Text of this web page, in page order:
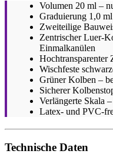
Volumen 20 ml –
Graduierung 1,0
Zweiteilige
Zentrischer Luer-
Einmalkanülen
Hochtransparenter
Wischfeste
Grüner Kolben –
Sicherer
Verlängerte Skala
Latex- und PVC-
Technische Daten